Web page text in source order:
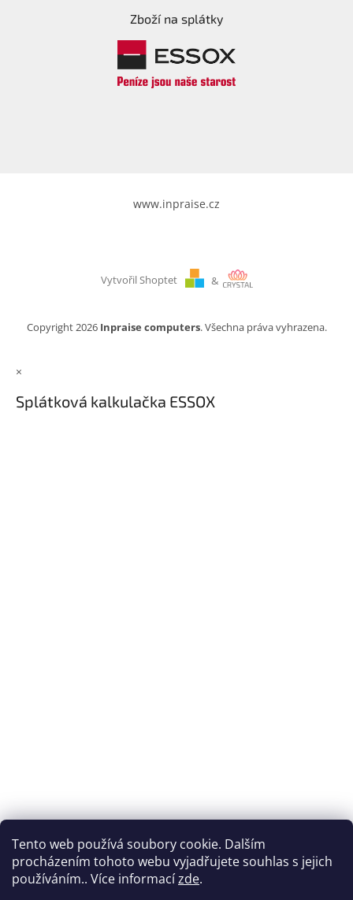
Tento web používá soubory cookie. Dalším
procházením tohoto webu vyjadřujete souhlas s jejich
používáním.. Více informacízde.
Zboží na splátky
www.inpraise.cz
Vytvořil Shoptet &
Copyright 2026 Inpraise computers. Všechna práva vyhrazena.
×
Splátková kalkulačka ESSOX